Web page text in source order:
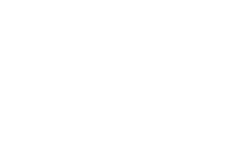
утомляемость, потеря аппетита –
потеря веса
вызванной
в себя несколько методов